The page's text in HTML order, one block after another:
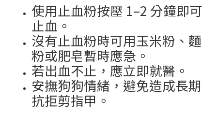
使用止血粉按壓 1–2 分鐘即可
止血。
沒有止血粉時可用玉米粉、麵
粉或肥皂暫時應急。
若出血不止，應立即就醫。
安撫狗狗情緒，避免造成長期
抗拒剪指甲。